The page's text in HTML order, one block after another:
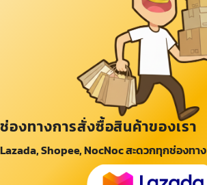
ช่องทางการสั่งซื้อสินค้าของเรา
Lazada, Shopee, NocNoc สะดวกทุกช่องทาง